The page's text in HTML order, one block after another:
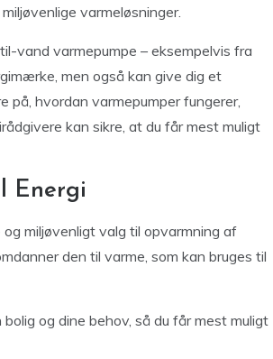
varmeløsninger.
vand varmepumpe – eksempelvis fra
men også kan give dig et
på, hvordan varmepumper fungerer,
kan sikre, at du får mest muligt
Energi
miljøvenligt valg til opvarmning af
den til varme, som kan bruges til
og dine behov, så du får mest muligt